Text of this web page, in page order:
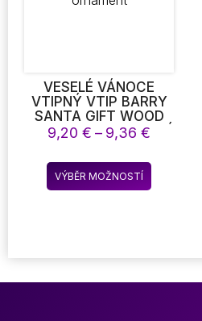
VESELÉ VÁNOCE
VTIPNÝ VTIP BARRY
SANTA GIFT WOOD
MEME A SLAVNOSTNÍ
PAN WOOD MEME
ZÁVĚSNÝ ORNAMENT
9,20€ – 9,36€
9,20 €
až
VÝBĚR MOŽNOSTÍ
Tento
produkt
Možnosti